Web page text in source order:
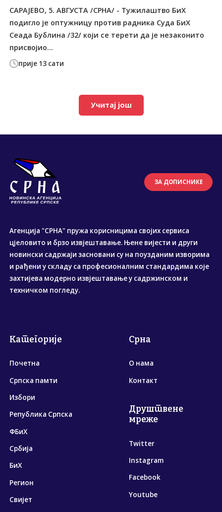
прије 13 сати
САРАЈЕВО, 5. АВГУСТА /СРНА/ - Тужилаштво БиХ
подигло је оптужницу против радника Суда БиХ
Сеада Бублина /32/ који се терети да је незаконито
присвојио...
Учитај још
ЗА ДОПИСНИКЕ
Агенција "СРНА" пружа корисницима својих сервиса
цјеловито и брзо извјештавање. Њене вијести и други
новински садржаји засновани су на поузданим изворима
и рађени у складу са професионалним стандардима које
захтијева модерно извјештавање у садржинском и
техничком погледу.
Категорије
Почетна
Српска памти
Избори
Република Српска
ФБиХ
Србија
БиХ
Регион
Свијет
Срна
О нама
Контакт
Друштвене
мреже
Twitter
Instagram
Facebook
Youtube